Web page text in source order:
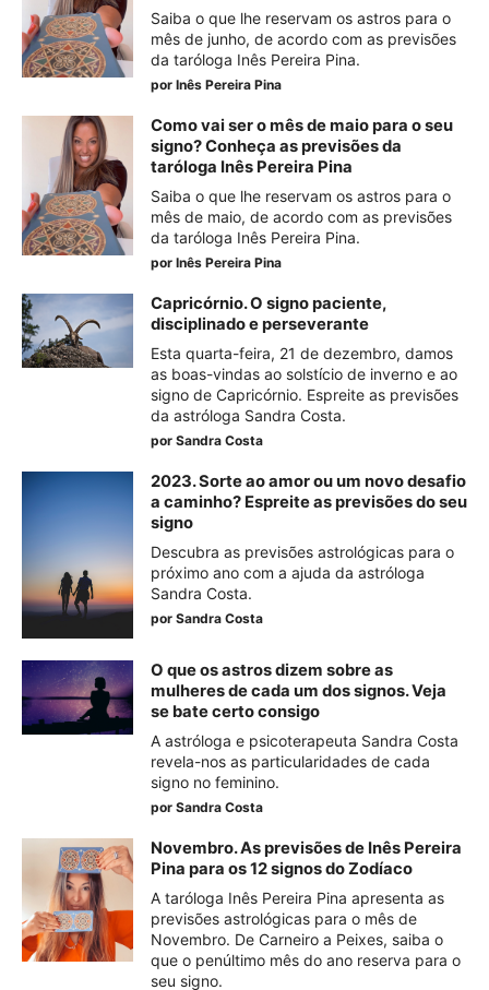
Saiba o que lhe reservam os astros para o
mês de junho, de acordo com as previsões
da taróloga Inês Pereira Pina.
por Inês Pereira Pina
Como vai ser o mês de maio para o seu
signo? Conheça as previsões da
taróloga Inês Pereira Pina
Saiba o que lhe reservam os astros para o
mês de maio, de acordo com as previsões
da taróloga Inês Pereira Pina.
por Inês Pereira Pina
Capricórnio. O signo paciente,
disciplinado e perseverante
Esta quarta-feira, 21 de dezembro, damos
as boas-vindas ao solstício de inverno e ao
signo de Capricórnio. Espreite as previsões
da astróloga Sandra Costa.
por Sandra Costa
2023. Sorte ao amor ou um novo desafio
a caminho? Espreite as previsões do seu
signo
Descubra as previsões astrológicas para o
próximo ano com a ajuda da astróloga
Sandra Costa.
por Sandra Costa
O que os astros dizem sobre as
mulheres de cada um dos signos. Veja
se bate certo consigo
A astróloga e psicoterapeuta Sandra Costa
revela-nos as particularidades de cada
signo no feminino.
por Sandra Costa
Novembro. As previsões de Inês Pereira
Pina para os 12 signos do Zodíaco
A taróloga Inês Pereira Pina apresenta as
previsões astrológicas para o mês de
Novembro. De Carneiro a Peixes, saiba o
que o penúltimo mês do ano reserva para o
seu signo.